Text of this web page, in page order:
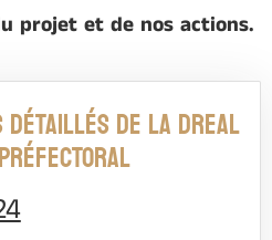
projet et de nos actions.
DÉTAILLÉS DE LA DREAL